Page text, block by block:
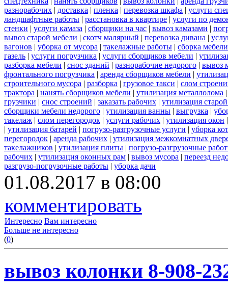
разнорабочих | доставка | пленка | перевозка шкафа | услуги
ландшафтные работы | расстановка в квартире | услуги по
стенки | услуги камаза | сборщики на час | вывоз камазами |
вывоз старой мебели | скотч малярный | перевозка дивана |
вагонов | уборка от мусора | такелажные работы | сборка мебели
газель | услуги погрузчика | услуги сборщиков мебели |
разборка мебели | снос зданий | разнорабочие недорого | вывоз
фронтального погрузчика | аренда сборщиков мебели |
строительного мусора | разборка | грузовое такси | слом
трактора | нанять сборщиков мебели | утилизация металлолома
грузчики | снос строений | заказать рабочих | утилизация
сборщики мебели недорого | утилизация ванны | выгрузка |
такелаж | слом перегородок | услуги рабочих | утилизация окон
| утилизация батарей | погрузо-разгрузочные услуги | уборка
перегородок | аренда рабочих | утилизация межкомнатных
такелажников | утилизация плиты | погрузо-разгрузочные
рабочих | утилизация оконных рам | вывоз мусора | переезд
разгрузо-погрузочные работы | уборка дачи
01.08.2017 в 08:00
комментировать
Интересно Вам интересно
Больше не интересно
(0)
вывоз колонки 8-908-